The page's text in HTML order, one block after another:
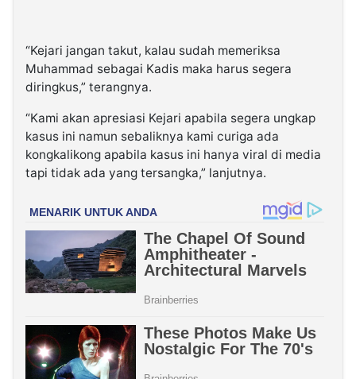
“Kejari jangan takut, kalau sudah memeriksa
Muhammad sebagai Kadis maka harus segera
diringkus,” terangnya.
“Kami akan apresiasi Kejari apabila segera ungkap
kasus ini namun sebaliknya kami curiga ada
kongkalikong apabila kasus ini hanya viral di media
tapi tidak ada yang tersangka,” lanjutnya.